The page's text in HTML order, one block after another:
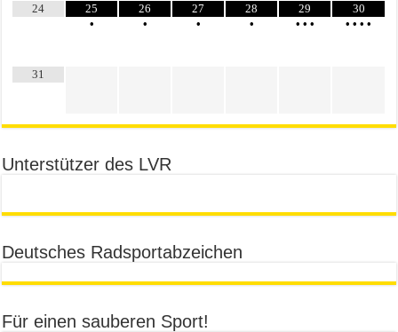
24
25
•
26
•
27
•
28
•
29
• • •
30
••••
31
Unterstützer des LVR
Deutsches Radsportabzeichen
Für einen sauberen Sport!